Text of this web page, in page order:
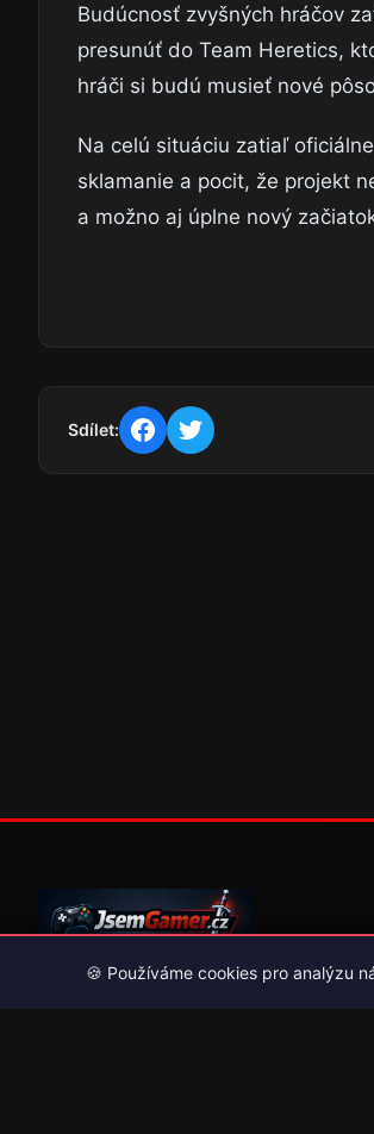
Budúcnosť zvyšných hráčov
presunúť do Team Heretics,
hráči si budú musieť nové
Na celú situáciu zatiaľ
sklamanie a pocit, že projekt
a možno aj úplne nový
Sdílet:
Váš průvodce světem videoher. Novinky,
překlady her.
🍪 Používáme cookies pro analýzu